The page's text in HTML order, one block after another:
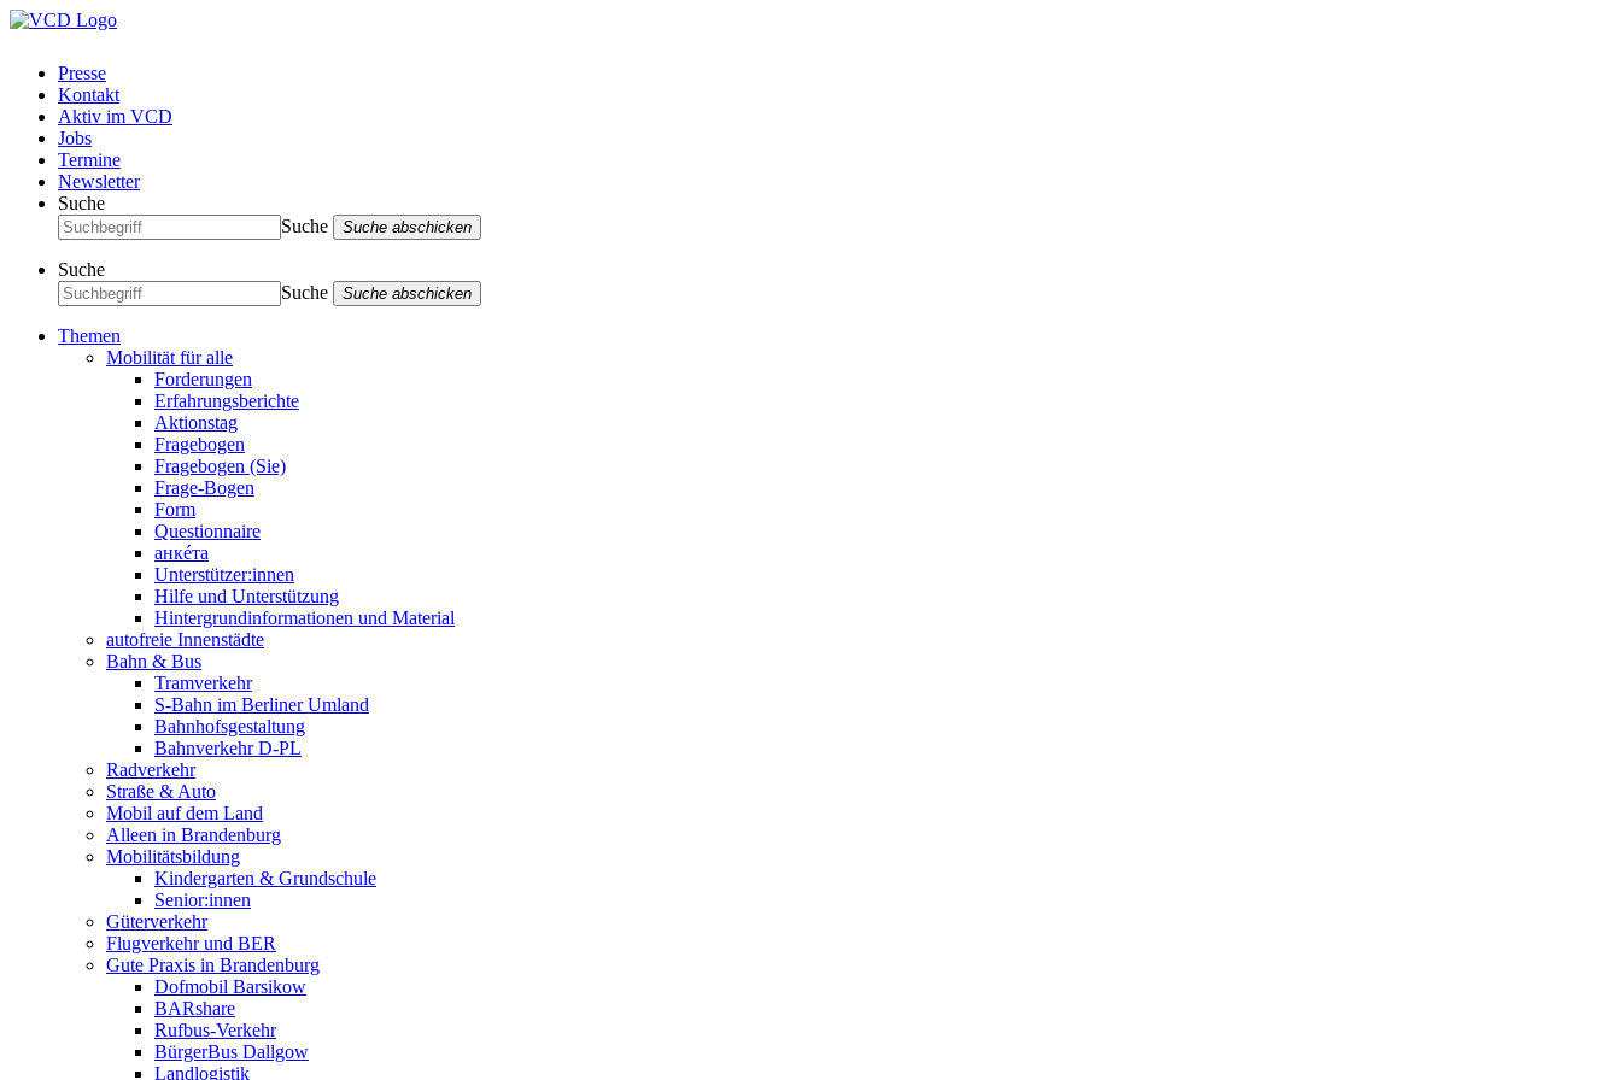
Presse
Kontakt
Aktiv im VCD
Jobs
Termine
Newsletter
Suche
Suche
Suche abschicken
Suche
Suche
Suche abschicken
Themen
Mobilität für alle
Forderungen
Erfahrungsberichte
Aktionstag
Fragebogen
Fragebogen (Sie)
Frage-Bogen
Form
Questionnaire
анкéта
Unterstützer:innen
Hilfe und Unterstützung
Hintergrundinformationen und Material
autofreie Innenstädte
Bahn & Bus
Tramverkehr
S-Bahn im Berliner Umland
Bahnhofsgestaltung
Bahnverkehr D-PL
Radverkehr
Straße & Auto
Mobil auf dem Land
Alleen in Brandenburg
Mobilitätsbildung
Kindergarten & Grundschule
Senior:innen
Güterverkehr
Flugverkehr und BER
Gute Praxis in Brandenburg
Dofmobil Barsikow
BARshare
Rufbus-Verkehr
BürgerBus Dallgow
Landlogistik